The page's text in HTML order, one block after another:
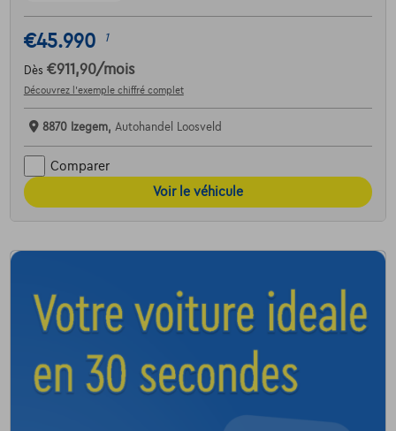
€45.990 1
Dès €911,90/mois
Découvrez l’exemple chiffré complet
8870 Izegem, Autohandel Loosveld
Comparer
Voir le véhicule